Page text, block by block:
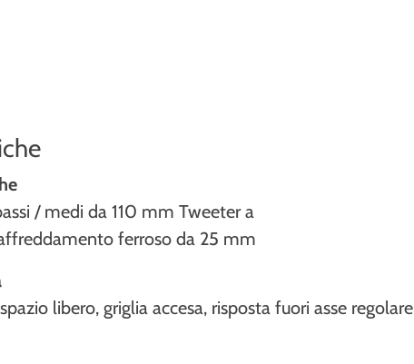
/ medi da 110 mm Tweeter a
ferroso da 25 mm
libero, griglia accesa, risposta fuori asse regolare